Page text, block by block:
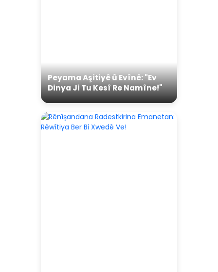
Peyama Aşitiyê û Evînê: "Ev
Dinya Ji Tu Kesî Re Namîne!"